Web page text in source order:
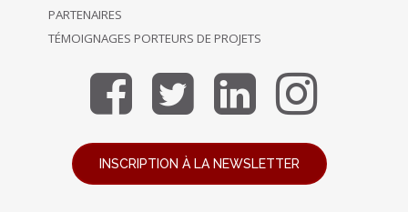
PARTENAIRES
TÉMOIGNAGES PORTEURS DE PROJETS
INSCRIPTION À LA NEWSLETTER